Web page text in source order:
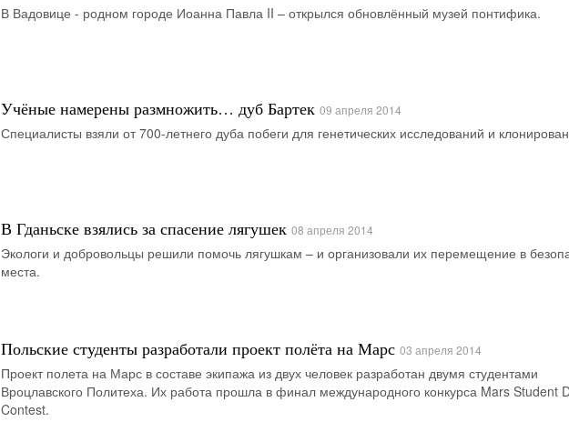
В Вадовице - родном городе Иоанна Павла II – открылся обновлённый музей понтифика.
Учёные намерены размножить… дуб Бартек 09 апреля 2014
Специалисты взяли от 700-летнего дуба побеги для генетических исследований и
В Гданьске взялись за спасение лягушек 08 апреля 2014
Экологи и добровольцы решили помочь лягушкам – и организовали их перемещение в
места.
Польские студенты разработали проект полёта на Марс 03 апреля 2014
Проект полета на Марс в составе экипажа из двух человек разработан двумя студентами
Вроцлавского Политеха. Их работа прошла в финал международного конкурса Mars Student
Contest.